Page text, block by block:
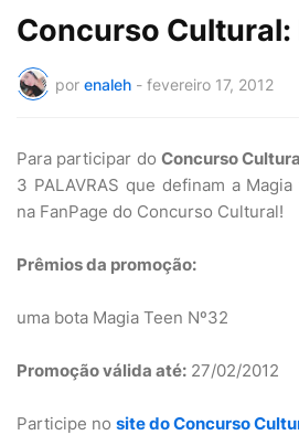
Concurso Cultural:
por enaleh - fevereiro 17, 2012
Para participar do Concurso
3 PALAVRAS que definam a
na FanPage do Concurso Cultural!
Prêmios da promoção:
uma bota Magia Teen Nº32
Promoção válida até: 27/02/2012
Participe no site do Concurso